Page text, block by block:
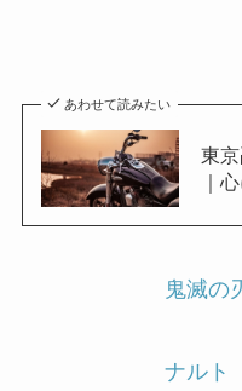
あわせて読みたい
東
｜
鬼滅の
ナルト